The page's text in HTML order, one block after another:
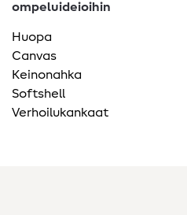
ompeluideioihin
Huopa
Canvas
Keinonahka
Softshell
Verhoilukankaat